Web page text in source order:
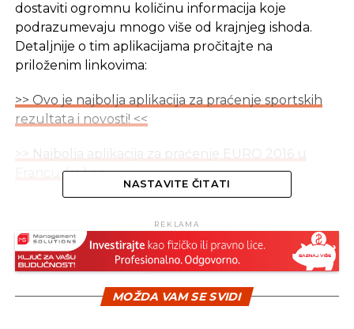
dostaviti ogromnu količinu informacija koje
podrazumevaju mnogo više od krajnjeg ishoda.
Detaljnije o tim aplikacijama pročitajte na
priloženim linkovima:
>> Ovo je najbolja aplikacija za praćenje sportskih
rezultata i novosti! <<
>> Najbolja aplikacija za praćenje EURO 2016 u
Francuskoj! <<
žele da propuste. U tim okolnostima jedini spas je
pametni telefon ili tablet. Naravno, uz odgovarajući
uređaj potreban je i pristup internetu, bilo putem
WiFi-a ili 3G/4G-a. Ako to možete da obezbjedite, a
rijetko ko ne može, onda imate sve što vam je
NASTAVITE ČITATI
REKLAMA
MOŽDA VAM SE SVIDI